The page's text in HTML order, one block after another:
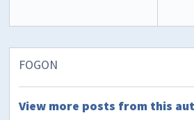
FOGON
View more posts from this